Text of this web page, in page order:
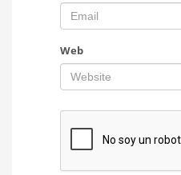
Web